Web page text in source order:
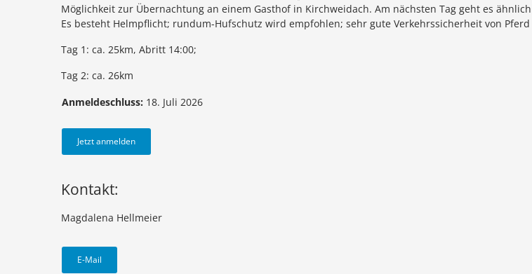
Möglichkeit zur Übernachtung an einem Gasthof in Kirchweidach. Am nächsten Tag geht es
Es besteht Helmpflicht; rundum-Hufschutz wird empfohlen; sehr gute Verkehrssicherheit von
Tag 1: ca. 25km, Abritt 14:00;
Tag 2: ca. 26km
Anmeldeschluss: 18. Juli 2026
Jetzt anmelden
Kontakt:
Magdalena Hellmeier
E-Mail